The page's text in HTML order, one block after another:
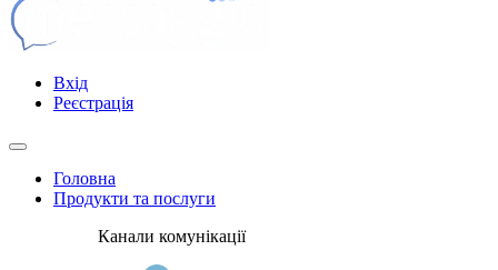
Вхід
Реєстрація
Головна
Продукти та послуги
Канали комунікації